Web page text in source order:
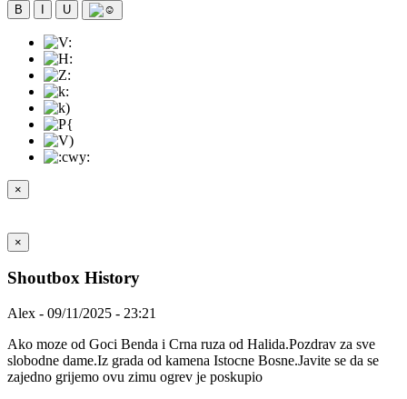
B
U
×
×
Shoutbox History
Alex - 09/11/2025 - 23:21
Ako moze od Goci Benda i Crna ruza od Halida.Pozdrav za sve
slobodne dame.Iz grada od kamena Istocne Bosne.Javite se da se
zajedno grijemo ovu zimu ogrev je poskupio